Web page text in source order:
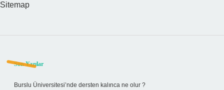
Sitemap
Sidebar
Son Yazılar
Burslu Üniversitesi’nde dersten kalınca ne olur ?